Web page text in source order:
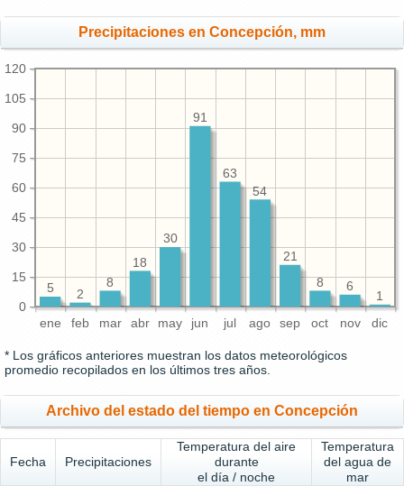
Precipitaciones en Concepción, mm
ene feb mar abr may jun jul ago sep oct nov dic
0
15
30
45
60
75
90
105
120
1
6
8
21
54
63
91
30
18
8
2
5
* Los gráficos anteriores muestran los datos meteorológicos
promedio recopilados en los últimos tres años.
Archivo del estado del tiempo en Concepción
Fecha Precipitaciones
Temperatura del aire
durante
el día / noche
Temperatura
del agua de
mar